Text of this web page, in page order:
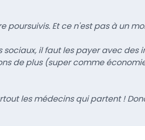
Et ce n'est pas à un
il faut les payer avec des
de plus (super comme
les médecins qui partent !